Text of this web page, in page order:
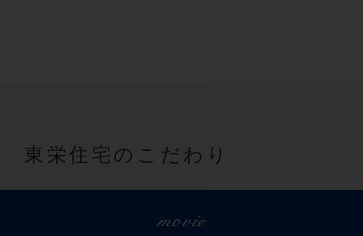
東栄住宅のこだわり
movie